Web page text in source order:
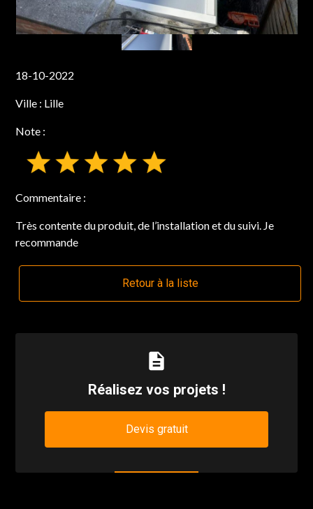
18-10-2022
Ville : Lille
Note :
Commentaire :
Très contente du produit, de l’installation et du suivi. Je
recommande
Retour à la liste
description
Réalisez vos projets !
Devis gratuit